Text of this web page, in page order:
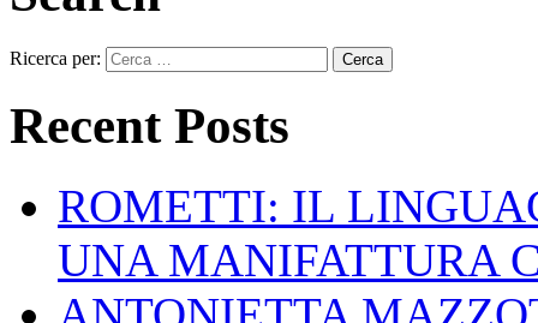
Ricerca per:
Recent Posts
ROMETTI: IL
UNA MANIFATTURA